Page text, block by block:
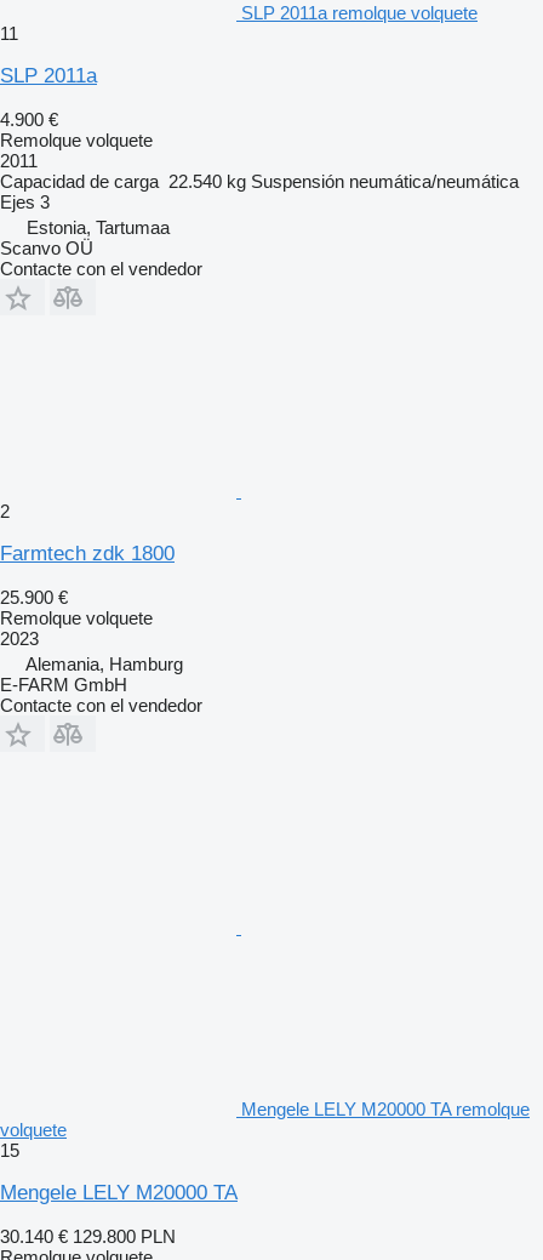
SLP 2011a remolque volquete
11
SLP 2011a
4.900 €
Remolque volquete
2011
Capacidad de carga 22.540 kg Suspensión neumática/neumática
Ejes 3
Estonia, Tartumaa
Scanvo OÜ
Contacte con el vendedor
2
Farmtech zdk 1800
25.900 €
Remolque volquete
2023
Alemania, Hamburg
E-FARM GmbH
Contacte con el vendedor
Mengele LELY M20000 TA remolque
volquete
15
Mengele LELY M20000 TA
30.140 € 129.800 PLN